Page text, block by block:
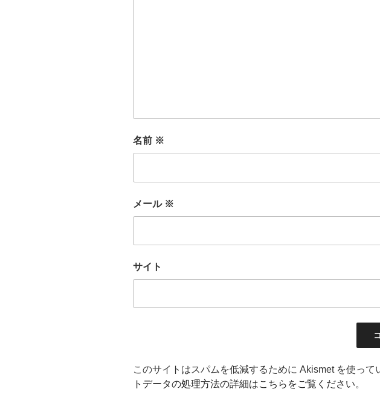
名前 ※
メール ※
サイト
このサイトはスパムを低減するために Akismet を使って
トデータの処理方法の詳細はこちらをご覧ください。